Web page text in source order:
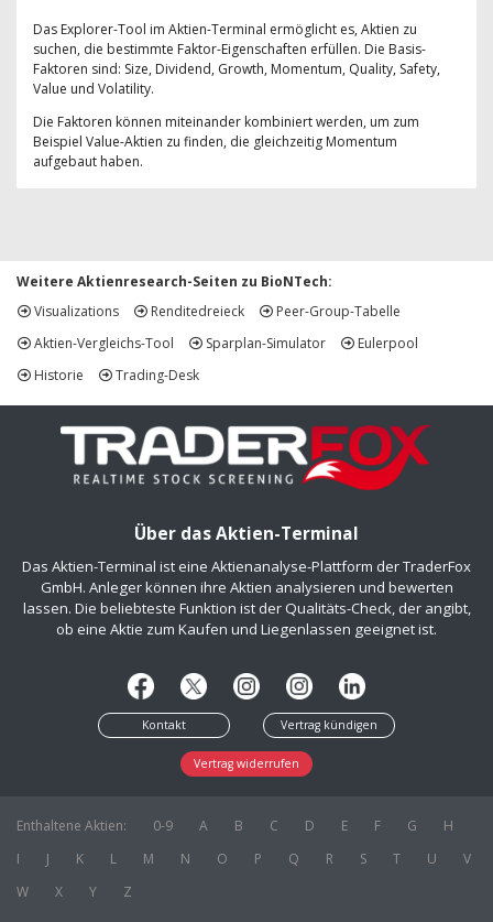
Das Explorer-Tool im Aktien-Terminal ermöglicht es, Aktien zu
suchen, die bestimmte Faktor-Eigenschaften erfüllen. Die Basis-
Faktoren sind: Size, Dividend, Growth, Momentum, Quality, Safety,
Value und Volatility.
Die Faktoren können miteinander kombiniert werden, um zum
Beispiel Value-Aktien zu finden, die gleichzeitig Momentum
aufgebaut haben.
Weitere Aktienresearch-Seiten zu BioNTech:
Visualizations
Renditedreieck
Peer-Group-Tabelle
Aktien-Vergleichs-Tool
Sparplan-Simulator
Eulerpool
Historie
Trading-Desk
Über das Aktien-Terminal
Das Aktien-Terminal ist eine Aktienanalyse-Plattform der TraderFox
GmbH. Anleger können ihre Aktien analysieren und bewerten
lassen. Die beliebteste Funktion ist der Qualitäts-Check, der angibt,
ob eine Aktie zum Kaufen und Liegenlassen geeignet ist.
Kontakt Vertrag kündigen
Vertrag widerrufen
Enthaltene Aktien: 0-9 A B C D E F G
H
I
J K L M N O P Q R S T U
V
W
X Y Z